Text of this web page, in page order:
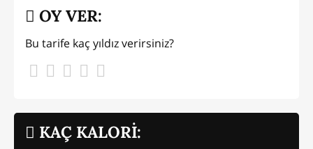
KAÇ KALORİ:
OY VER:
Bu tarife kaç yıldız verirsiniz?